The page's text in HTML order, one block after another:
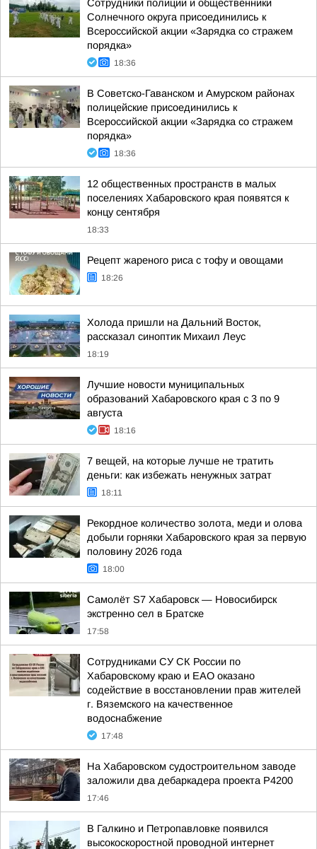
Сотрудники полиции и общественники
Солнечного округа присоединились к
Всероссийской акции «Зарядка со стражем
порядка»
18:36
В Советско-Гаванском и Амурском районах
полицейские присоединились к
Всероссийской акции «Зарядка со стражем
порядка»
18:36
12 общественных пространств в малых
поселениях Хабаровского края появятся к
концу сентября
18:33
Рецепт жареного риса с тофу и овощами
18:26
Холода пришли на Дальний Восток,
рассказал синоптик Михаил Леус
18:19
Лучшие новости муниципальных
образований Хабаровского края с 3 по 9
августа
18:16
7 вещей, на которые лучше не тратить
деньги: как избежать ненужных затрат
18:11
Рекордное количество золота, меди и олова
добыли горняки Хабаровского края за первую
половину 2026 года
18:00
Самолёт S7 Хабаровск — Новосибирск
экстренно сел в Братске
17:58
Сотрудниками СУ СК России по
Хабаровскому краю и ЕАО оказано
содействие в восстановлении прав жителей
г. Вяземского на качественное
водоснабжение
17:48
На Хабаровском судостроительном заводе
заложили два дебаркадера проекта Р4200
17:46
В Галкино и Петропавловке появился
высокоскоростной проводной интернет